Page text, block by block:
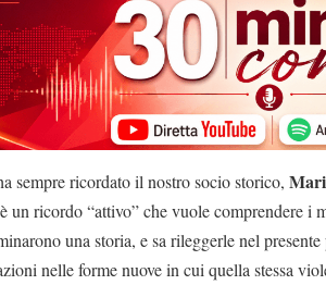
sempre ricordato il nostro socio storico,
un ricordo “attivo” che vuole comprendere i
una storia, e sa rileggerle nel
nelle forme nuove in cui quella stessa